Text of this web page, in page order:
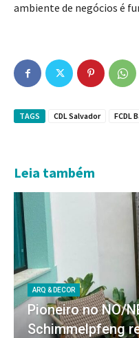
ambiente de negócios é
TAGS CDL Salvador FCDL
Leia também
ARQ & DECOR
Pioneiro no NO/
Schimmelpfeng